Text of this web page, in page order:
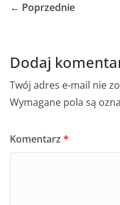
← Poprzednie
Dodaj
Twój adres e-mail nie
Wymagane pola są
Komentarz *